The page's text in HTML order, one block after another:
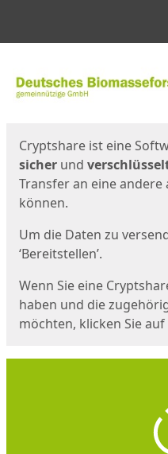
Cryptshare ist eine
sicher und
Transfer an eine
können.
Um die Daten zu
‘Bereitstellen’.
Wenn Sie eine
haben und die
möchten, klicken Sie